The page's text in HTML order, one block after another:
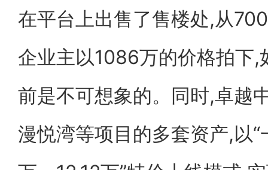
在平台上出售了售楼处,从
企业主以1086万的价格拍下
前是不可想象的。同时,卓越
漫悦湾等项目的多套资产,以“